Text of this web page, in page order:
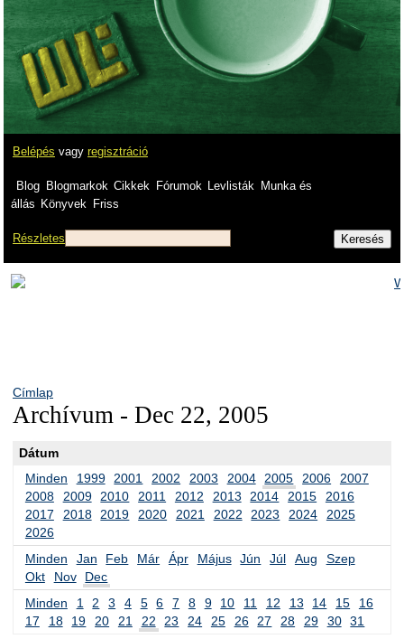
Belépés vagy regisztráció
Blog Blogmarkok Cikkek Fórumok Levlisták
Munka és
állás Könyvek Friss
Részletes
Címlap
Archívum - Dec 22, 2005
Dátum
Minden
1999 2001 2002 2003 2004 2005 2006
2007
2008
2009 2010 2011 2012 2013 2014 2015
2016
2017
2018 2019 2020 2021 2022 2023 2024
2025
2026
Minden
Jan Feb Már Ápr Május Jún Júl Aug
Szep
Okt
Nov
Dec
Minden
1 2 3 4 5 6 7 8 9 10 11 12 13 14 15
16
17
18 19 20 21 22 23 24 25 26 27 28 29 30 31